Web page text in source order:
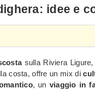
idee e
sulla Riviera Ligure,
costa, offre un mix di
, un viaggio in